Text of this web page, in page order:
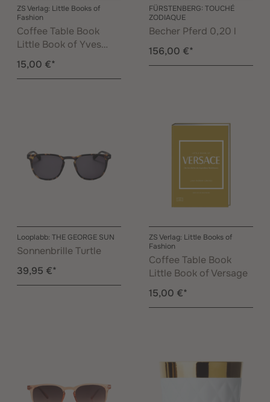
ZS Verlag: Little Books of
Fashion
Coffee Table Book
Little Book of Yves
Saint Laurent
15,00 €*
FÜRSTENBERG: TOUCHÉ
ZODIAQUE
Becher Pferd 0,20 l
156,00 €*
Looplabb: THE GEORGE SUN
Sonnenbrille Turtle
39,95 €*
ZS Verlag: Little Books of
Fashion
Coffee Table Book
Little Book of Versage
15,00 €*